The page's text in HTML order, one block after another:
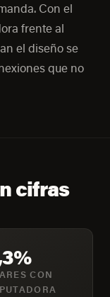
Con el
frente al
el diseño se
que no
cifras
CON